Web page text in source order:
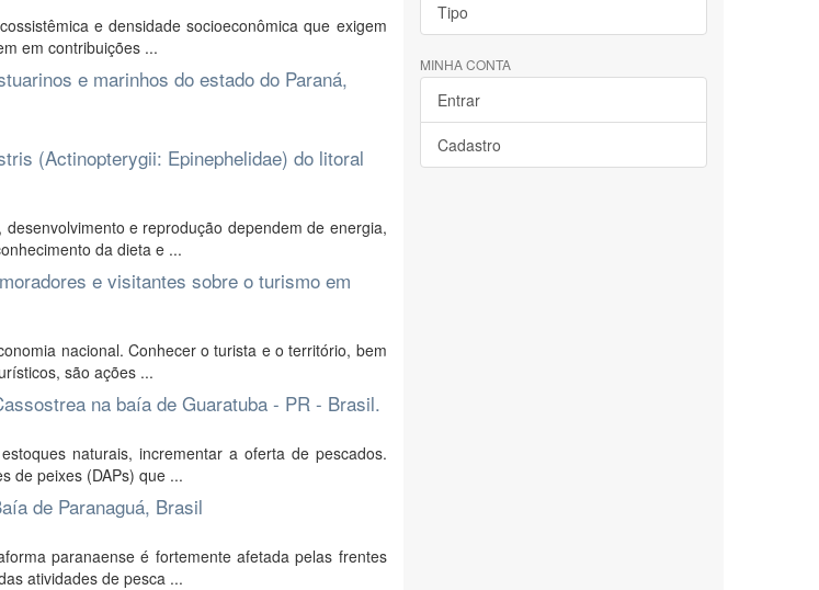
e densidade socioeconômica que exigem
em contribuições ...
e marinhos do estado do Paraná,
(Actinopterygii: Epinephelidae) do litoral
e reprodução dependem de energia,
da dieta e ...
e visitantes sobre o turismo em
nacional. Conhecer o turista e o território, bem
são ações ...
na baía de Guaratuba - PR - Brasil.
naturais, incrementar a oferta de pescados.
de peixes (DAPs) que ...
de Paranaguá, Brasil
paranaense é fortemente afetada pelas frentes
atividades de pesca ...
Tipo
MINHA CONTA
Entrar
Cadastro